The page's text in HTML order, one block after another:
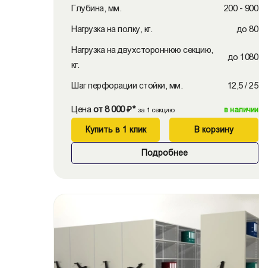
Глубина, мм. 200 - 900
Нагрузка на полку, кг. до 80
Нагрузка на двухстороннюю секцию,
кг.
до 1080
Шаг перфорации стойки, мм. 12,5 / 25
Цена от 8 000 ₽* за 1 секцию в наличии
Купить в 1 клик В корзину
Подробнее